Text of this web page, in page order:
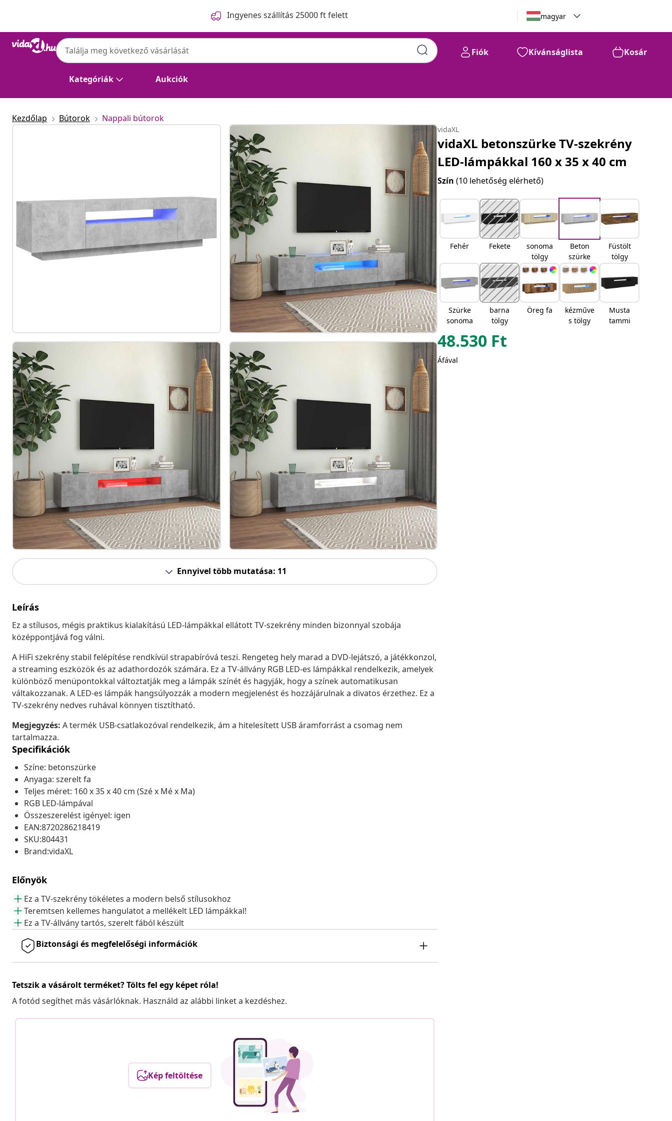
Ingyenes szállítás 25000 ft felett magyar
Kategóriák Aukciók
Fiók Kívánságlista Kosár
Kezdőlap Bútorok Nappali bútorok
Ennyivel több mutatása: 11
Leírás
Ez a stílusos, mégis praktikus kialakítású LED-lámpákkal ellátott TV-szekrény minden bizonnyal szobája
középpontjává fog válni.
A HiFi szekrény stabil felépítése rendkívül strapabíróvá teszi. Rengeteg hely marad a DVD-lejátszó, a játékkonzol,
a streaming eszközök és az adathordozók számára. Ez a TV-állvány RGB LED-es lámpákkal rendelkezik, amelyek
különböző menüpontokkal változtatják meg a lámpák színét és hagyják, hogy a színek automatikusan
váltakozzanak. A LED-es lámpák hangsúlyozzák a modern megjelenést és hozzájárulnak a divatos érzethez. Ez a
TV-szekrény nedves ruhával könnyen tisztítható.
Megjegyzés: A termék USB-csatlakozóval rendelkezik, ám a hitelesített USB áramforrást a csomag nem
tartalmazza.
Specifikációk
Színe: betonszürke
Anyaga: szerelt fa
Teljes méret: 160 x 35 x 40 cm (Szé x Mé x Ma)
RGB LED-lámpával
Összeszerelést igényel: igen
EAN:8720286218419
SKU:804431
Brand:vidaXL
Előnyök
Ez a TV-szekrény tökéletes a modern belső stílusokhoz
Teremtsen kellemes hangulatot a mellékelt LED lámpákkal!
Ez a TV-állvány tartós, szerelt fából készült
Biztonsági és megfelelőségi információk
Tetszik a vásárolt terméket? Tölts fel egy képet róla!
A fotód segíthet más vásárlóknak. Használd az alábbi linket a kezdéshez.
Kép feltöltése
vidaXL
vidaXL betonszürke TV-szekrény
LED-lámpákkal 160 x 35 x 40 cm
Szín(10 lehetőség elérhető)
Fehér Fekete
sonoma
tölgy
Beton
szürke
Füstölt
tölgy
Szürke
sonoma
barna
tölgy
Öreg fa
kézműve
s tölgy
Musta
tammi
48.530 Ft
Áfával